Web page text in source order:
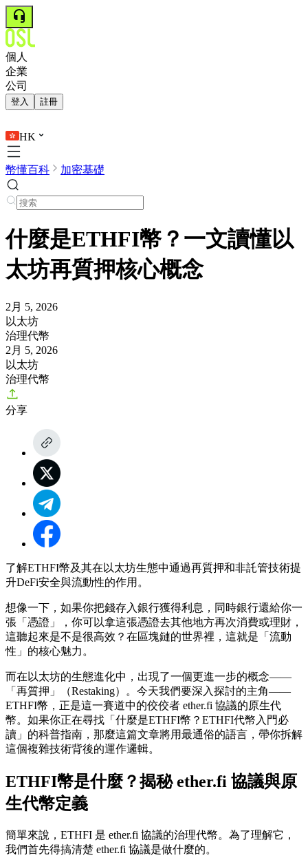
個人
企業
公司
登入 註冊
HK
幣懂百科 加密基礎
什麼是ETHFI幣？一文讀懂以
太坊再質押核心概念
2月 5, 2026
以太坊
治理代幣
2月 5, 2026
以太坊
治理代幣
分享
了解ETHFI幣及其在以太坊生態中通過再質押和非託管技術提
升DeFi安全與流動性的作用。
想像一下，如果你把錢存入銀行獲得利息，同時銀行還給你一
張「憑證」，你可以拿這張憑證去其他地方再次消費或理財，
這聽起來是不是很高效？在區塊鏈的世界裡，這就是「流動
性」的核心魅力。
而在以太坊的生態進化中，出現了一個更進一步的概念——
「再質押」（Restaking）。今天我們要深入探討的主角——
ETHFI幣，正是這一賽道中的佼佼者 ether.fi 協議的原生代
幣。如果你正在尋找「什麼是ETHFI幣？ETHFI代幣入門必
讀」的科普指南，那麼這篇文章將用最通俗的語言，帶你拆解
這個複雜技術背後的運作邏輯。
ETHFI幣是什麼？揭秘 ether.fi 協議與原
生代幣定義
簡單來說，ETHFI 是 ether.fi 協議的治理代幣。為了理解它，
我們首先得搞清楚 ether.fi 協議是做什麼的。